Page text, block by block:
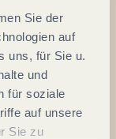
Sie der
auf
uns, für Sie u.
und
für soziale
auf unsere
Sie zu